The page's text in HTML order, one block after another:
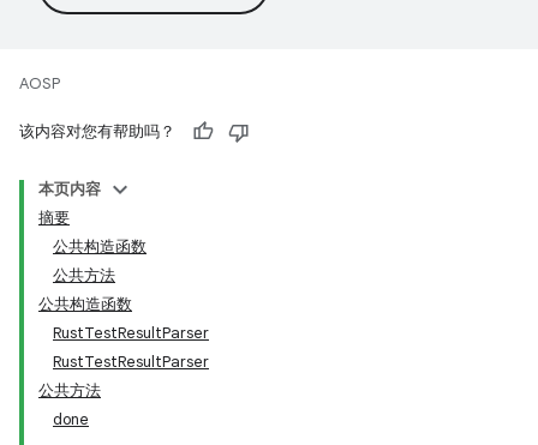
AOSP
该内容对您有帮助吗？
本页内容
摘要
公共构造函数
公共方法
公共构造函数
RustTestResultParser
RustTestResultParser
公共方法
done